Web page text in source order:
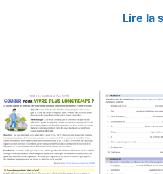
Lire la